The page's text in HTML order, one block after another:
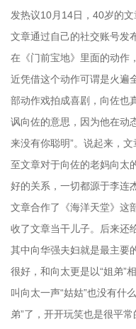
发热议10月14日，40岁的
文章通过自己的社交账号发
在《门前宝地》里面的动作
近凭借这个动作可谓是火遍
部动作戏拍成喜剧，向佐也
讽向佐的意思，因为他在动
来没有你聪明”。说起来，
至文章对于向佐的老妈向太
好的关系，一切都源于李连
文章合作了《海洋天堂》这
收了文章当干儿子。后来还
其中向华强夫妇就是最主要
很好，和向太更是以“姐弟”
叫向太一声“姑姑”也没有什
弟”了，开开玩笑也是很平